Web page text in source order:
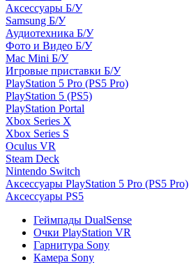
Аксессуары Б/У
Samsung Б/У
Аудиотехника Б/У
Фото и Видео Б/У
Mac Mini Б/У
Игровые приставки Б/У
PlayStation 5 Pro (PS5 Pro)
PlayStation 5 (PS5)
PlayStation Portal
Xbox Series X
Xbox Series S
Oculus VR
Steam Deck
Nintendo Switch
Аксессуары PlayStation 5 Pro (PS5 Pro)
Аксессуары PS5
Геймпады DualSense
Очки PlayStation VR
Гарнитура Sony
Камера Sony